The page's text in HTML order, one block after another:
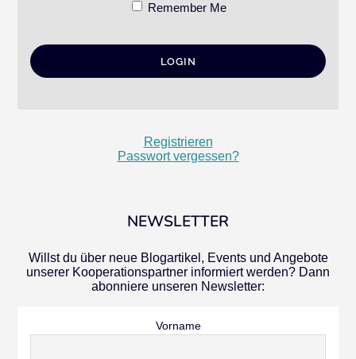
Remember Me
Registrieren
Passwort vergessen?
NEWSLETTER
Willst du über neue Blogartikel, Events und Angebote
unserer Kooperationspartner informiert werden? Dann
abonniere unseren Newsletter:
Vorname